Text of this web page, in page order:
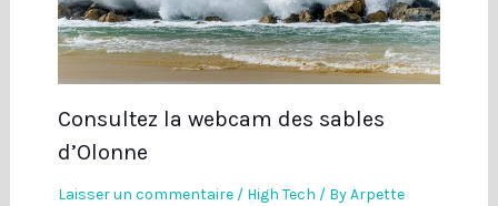
Consultez la webcam des sables
d’Olonne
Laisser un commentaire / High Tech / ByArpette